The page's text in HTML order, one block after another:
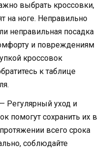
выбрать кроссовки,
на ноге. Неправильно
неправильная посадка
и повреждениям
кроссовок
к таблице
— Регулярный уход и
помогут сохранить их в
всего срока
соблюдайте